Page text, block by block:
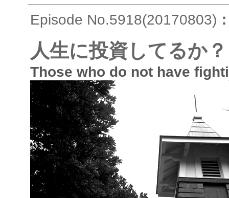
Episode No.5918(20170803)
人生に投資してるか？
Those who do not have